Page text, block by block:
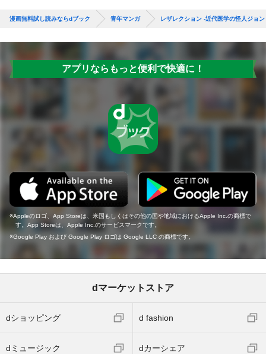
漫画無料試し読みならdブック 青年マンガ レザレクション -近代医学の怪人ジョ
アプリならもっと便利で快適に！
Appleのロゴ、App Storeは、米国もしくはその他の国や地域におけるApple Inc.の商標で
す。App Storeは、Apple Inc.のサービスマークです。
Google Play および Google Play ロゴは Google LLC の商標です。
dマーケットストア
dショッピング d fashion
dミュージック dカーシェア